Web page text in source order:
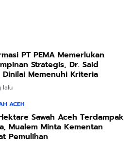
PT PEMA Memerlukan
Strategis, Dr. Said
Dinilai Memenuhi Kriteria
lalu
ACEH
Sawah Aceh Terdampak
Mualem Minta Kementan
Pemulihan